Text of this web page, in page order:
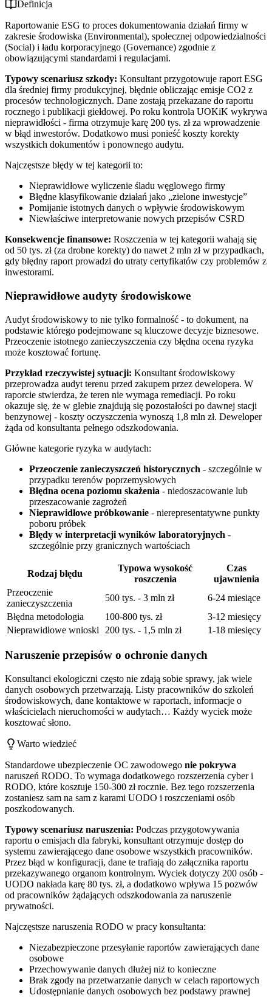
Definicja
Raportowanie ESG to proces dokumentowania działań firmy w
zakresie środowiska (Environmental), społecznej odpowiedzialności
(Social) i ładu korporacyjnego (Governance) zgodnie z
obowiązującymi standardami i regulacjami.
Typowy scenariusz szkody: Konsultant przygotowuje raport ESG
dla średniej firmy produkcyjnej, błędnie obliczając emisje CO2 z
procesów technologicznych. Dane zostają przekazane do raportu
rocznego i publikacji giełdowej. Po roku kontrola UOKiK wykrywa
nieprawidłości - firma otrzymuje karę 200 tys. zł za wprowadzenie
w błąd inwestorów. Dodatkowo musi ponieść koszty korekty
wszystkich dokumentów i ponownego audytu.
Najczęstsze błędy w tej kategorii to:
Nieprawidłowe wyliczenie śladu węglowego firmy
Błędne klasyfikowanie działań jako „zielone inwestycje”
Pomijanie istotnych danych o wpływie środowiskowym
Niewłaściwe interpretowanie nowych przepisów CSRD
Konsekwencje finansowe: Roszczenia w tej kategorii wahają się
od 50 tys. zł (za drobne korekty) do nawet 2 mln zł w przypadkach,
gdy błędny raport prowadzi do utraty certyfikatów czy problemów z
inwestorami.
Nieprawidłowe audyty środowiskowe
Audyt środowiskowy to nie tylko formalność - to dokument, na
podstawie którego podejmowane są kluczowe decyzje biznesowe.
Przeoczenie istotnego zanieczyszczenia czy błędna ocena ryzyka
może kosztować fortunę.
Przykład rzeczywistej sytuacji: Konsultant środowiskowy
przeprowadza audyt terenu przed zakupem przez dewelopera. W
raporcie stwierdza, że teren nie wymaga remediacji. Po roku
okazuje się, że w glebie znajdują się pozostałości po dawnej stacji
benzynowej - koszty oczyszczenia wynoszą 1,8 mln zł. Deweloper
żąda od konsultanta pełnego odszkodowania.
Główne kategorie ryzyka w audytach:
Przeoczenie zanieczyszczeń historycznych - szczególnie w
przypadku terenów poprzemysłowych
Błędna ocena poziomu skażenia - niedoszacowanie lub
przeszacowanie zagrożeń
Nieprawidłowe próbkowanie - nierepresentatywne punkty
poboru próbek
Błędy w interpretacji wyników laboratoryjnych -
szczególnie przy granicznych wartościach
Rodzaj błędu
Typowa wysokość
roszczenia
Czas
ujawnienia
Przeoczenie
zanieczyszczenia
500 tys. - 3 mln zł
6-24 miesiące
Błędna metodologia
100-800 tys. zł
3-12 miesięcy
Nieprawidłowe wnioski
200 tys. - 1,5 mln zł 1-18 miesięcy
Naruszenie przepisów o ochronie danych
Konsultanci ekologiczni często nie zdają sobie sprawy, jak wiele
danych osobowych przetwarzają. Listy pracowników do szkoleń
środowiskowych, dane kontaktowe w raportach, informacje o
właścicielach nieruchomości w audytach… Każdy wyciek może
kosztować słono.
Warto wiedzieć
Standardowe ubezpieczenie OC zawodowego nie pokrywa
naruszeń RODO. To wymaga dodatkowego rozszerzenia cyber i
RODO, które kosztuje 150-300 zł rocznie. Bez tego rozszerzenia
zostaniesz sam na sam z karami UODO i roszczeniami osób
poszkodowanych.
Typowy scenariusz naruszenia: Podczas przygotowywania
raportu o emisjach dla fabryki, konsultant otrzymuje dostęp do
systemu zawierającego dane osobowe wszystkich pracowników.
Przez błąd w konfiguracji, dane te trafiają do załącznika raportu
przekazywanego organom kontrolnym. Wyciek dotyczy 200 osób -
UODO nakłada karę 80 tys. zł, a dodatkowo wpływa 15 pozwów
od pracowników żądających odszkodowania za naruszenie
prywatności.
Najczęstsze naruszenia RODO w pracy konsultanta:
Niezabezpieczone przesyłanie raportów zawierających dane
osobowe
Przechowywanie danych dłużej niż to konieczne
Brak zgody na przetwarzanie danych w celach raportowych
Udostępnianie danych osobowych bez podstawy prawnej